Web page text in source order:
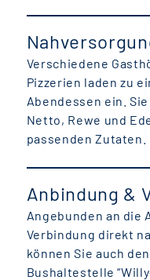
Verschiedene
Pizzerien laden zu
Abendessen ein.
Netto, Rewe und
passenden Zutaten.
Anbindung &
Angebunden an die
Verbindung direkt
können Sie auch
Bushaltestelle